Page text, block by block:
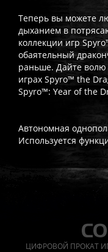
Теперь вы можете
дыханием в
коллекции игр
обаятельный
раньше. Дайте волю
играх Spyro™ the
Spyro™: Year of the
Автономная
Используется
Часто
Работает ли русский
ЦИФРОВОЙ ПРОКАТ ИГР